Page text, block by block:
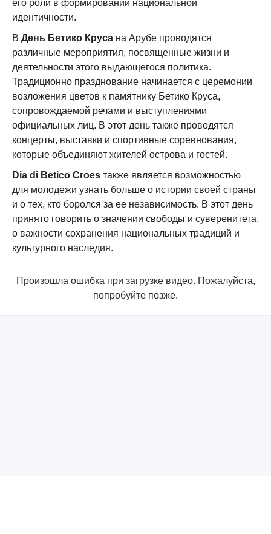
его роли в формировании национальной
идентичности.
В День Бетико Круса на Арубе проводятся
различные мероприятия, посвященные жизни и
деятельности этого выдающегося политика.
Традиционно празднование начинается с церемонии
возложения цветов к памятнику Бетико Круса,
сопровождаемой речами и выступлениями
официальных лиц. В этот день также проводятся
концерты, выставки и спортивные соревнования,
которые объединяют жителей острова и гостей.
Dia di Betico Croes также является возможностью
для молодежи узнать больше о истории своей страны
и о тех, кто боролся за ее независимость. В этот день
принято говорить о значении свободы и суверенитета,
о важности сохранения национальных традиций и
культурного наследия.
Произошла ошибка при загрузке видео. Пожалуйста,
попробуйте позже.